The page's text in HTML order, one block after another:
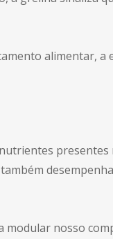
alimentar, a
presentes
modular nosso